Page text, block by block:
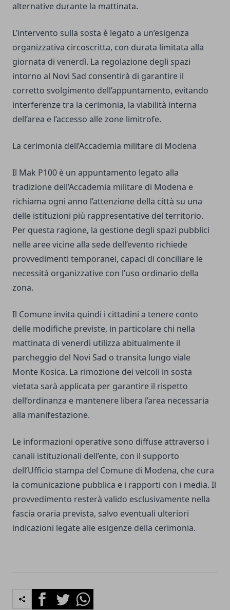
alternative durante la mattinata.
L’intervento sulla sosta è legato a un’esigenza
organizzativa circoscritta, con durata limitata alla
giornata di venerdì. La regolazione degli spazi
intorno al Novi Sad consentirà di garantire il
corretto svolgimento dell’appuntamento, evitando
interferenze tra la cerimonia, la viabilità interna
dell’area e l’accesso alle zone limitrofe.
La cerimonia dell’Accademia militare di Modena
Il Mak P100 è un appuntamento legato alla
tradizione dell’Accademia militare di Modena e
richiama ogni anno l’attenzione della città su una
delle istituzioni più rappresentative del territorio.
Per questa ragione, la gestione degli spazi pubblici
nelle aree vicine alla sede dell’evento richiede
provvedimenti temporanei, capaci di conciliare le
necessità organizzative con l’uso ordinario della
zona.
Il Comune invita quindi i cittadini a tenere conto
delle modifiche previste, in particolare chi nella
mattinata di venerdì utilizza abitualmente il
parcheggio del Novi Sad o transita lungo viale
Monte Kosica. La rimozione dei veicoli in sosta
vietata sarà applicata per garantire il rispetto
dell’ordinanza e mantenere libera l’area necessaria
alla manifestazione.
Le informazioni operative sono diffuse attraverso i
canali istituzionali dell’ente, con il supporto
dell’Ufficio stampa del Comune di Modena, che cura
la comunicazione pubblica e i rapporti con i media. Il
provvedimento resterà valido esclusivamente nella
fascia oraria prevista, salvo eventuali ulteriori
indicazioni legate alle esigenze della cerimonia.
FacebookTwitterWhatsapp